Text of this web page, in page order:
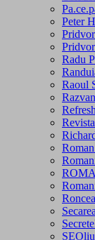
Peter
Radu
Raoul